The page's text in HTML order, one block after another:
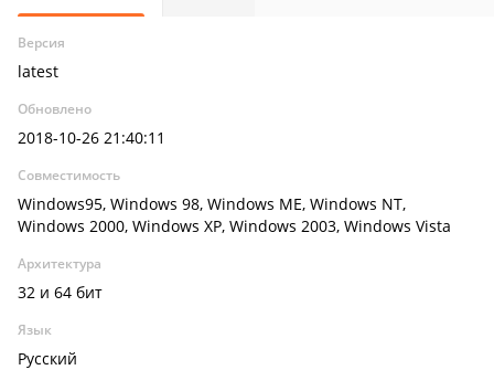
Версия
latest
Обновлено
2018-10-26 21:40:11
Совместимость
Windows95, Windows 98, Windows ME, Windows NT,
Windows 2000, Windows XP, Windows 2003, Windows Vista
Архитектура
32 и 64 бит
Язык
Русский